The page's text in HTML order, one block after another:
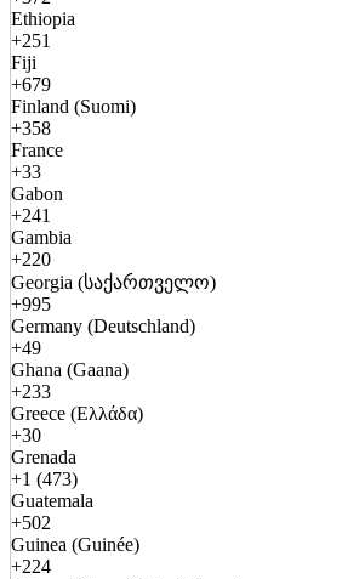
Ethiopia
+251
Fiji
+679
Finland (Suomi)
+358
France
+33
Gabon
+241
Gambia
+220
Georgia (საქართველო)
+995
Germany (Deutschland)
+49
Ghana (Gaana)
+233
Greece (Ελλάδα)
+30
Grenada
+1 (473)
Guatemala
+502
Guinea (Guinée)
+224